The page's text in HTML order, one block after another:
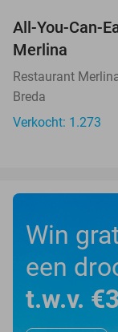
All-You-Can-
Merlina
Restaurant
Breda
Verkocht: 1.273
Win
een
t.w.v.